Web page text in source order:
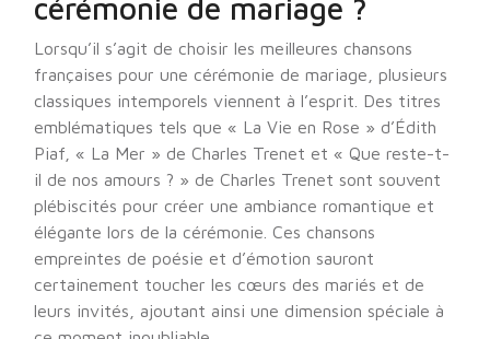
cérémonie de mariage ?
Lorsqu’il s’agit de choisir les meilleures chansons
françaises pour une cérémonie de mariage, plusieurs
classiques intemporels viennent à l’esprit. Des titres
emblématiques tels que « La Vie en Rose » d’Édith
Piaf, « La Mer » de Charles Trenet et « Que reste-t-
il de nos amours ? » de Charles Trenet sont souvent
plébiscités pour créer une ambiance romantique et
élégante lors de la cérémonie. Ces chansons
empreintes de poésie et d’émotion sauront
certainement toucher les cœurs des mariés et de
leurs invités, ajoutant ainsi une dimension spéciale à